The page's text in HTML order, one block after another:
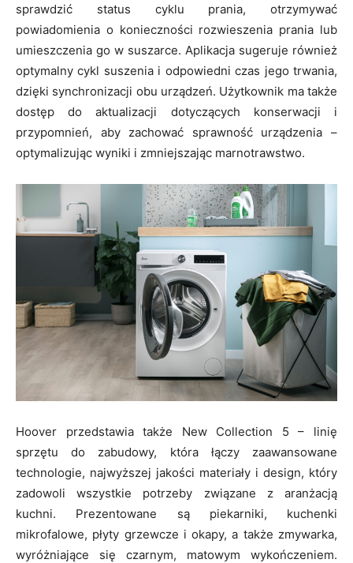
sprawdzić status cyklu prania, otrzymywać
powiadomienia o konieczności rozwieszenia prania lub
umieszczenia go w suszarce. Aplikacja sugeruje również
optymalny cykl suszenia i odpowiedni czas jego trwania,
dzięki synchronizacji obu urządzeń. Użytkownik ma także
dostęp do aktualizacji dotyczących konserwacji i
przypomnień, aby zachować sprawność urządzenia –
optymalizując wyniki i zmniejszając marnotrawstwo.
Hoover przedstawia także New Collection 5 – linię
sprzętu do zabudowy, która łączy zaawansowane
technologie, najwyższej jakości materiały i design, który
zadowoli wszystkie potrzeby związane z aranżacją
kuchni. Prezentowane są piekarniki, kuchenki
mikrofalowe, płyty grzewcze i okapy, a także zmywarka,
wyróżniające się czarnym, matowym wykończeniem.